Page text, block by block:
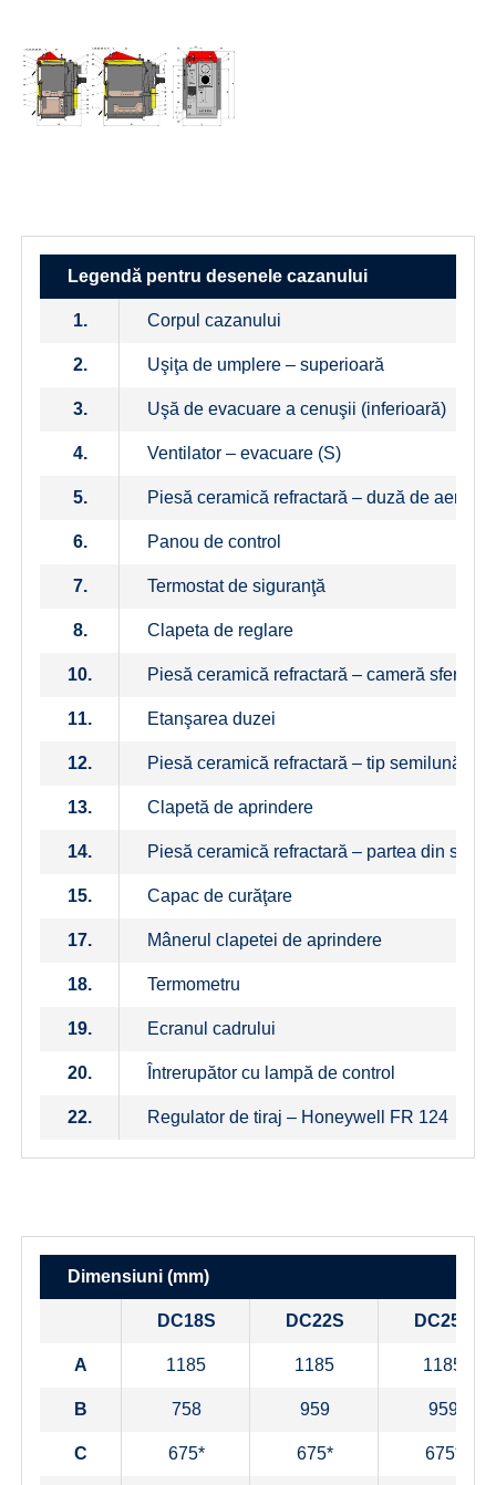
Legendă pentru desenele cazanului
1. Corpul cazanului
2. Uşiţa de umplere – superioară
3. Uşă de evacuare a cenuşii (inferioară)
4. Ventilator – evacuare (S)
5. Piesă ceramică refractară – duză de aer
6. Panou de control
7. Termostat de siguranţă
8. Clapeta de reglare
10. Piesă ceramică refractară – cameră sferică
11. Etanşarea duzei
12. Piesă ceramică refractară – tip semilună
13. Clapetă de aprindere
14. Piesă ceramică refractară – partea din
15. Capac de curăţare
17. Mânerul clapetei de aprindere
18. Termometru
19. Ecranul cadrului
20. Întrerupător cu lampă de control
22. Regulator de tiraj – Honeywell FR 124
Dimensiuni (mm)
DC18S DC22S DC25S
A 1185 1185 1185
B 758 959 959
C 675* 675* 675*